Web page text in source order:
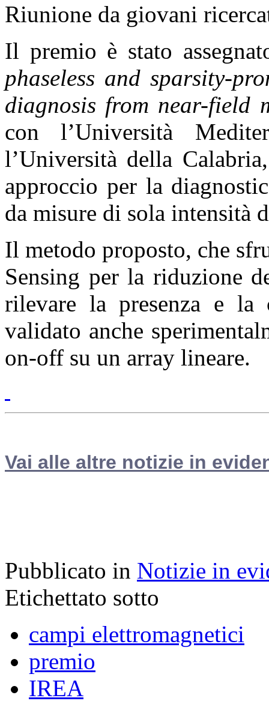
Riunione da giovani
Il premio è stato
phaseless and sparsity-
diagnosis from near-field
con l’Università
l’Università della
approccio per la
da misure di sola intensità
Il metodo proposto, che
Sensing per la riduzione
rilevare la presenza e la
validato anche
on-off su un array lineare.
Vai alle altre notizie in
Pubblicato in Notizie in
Etichettato sotto
campi elettromagnetici
premio
IREA